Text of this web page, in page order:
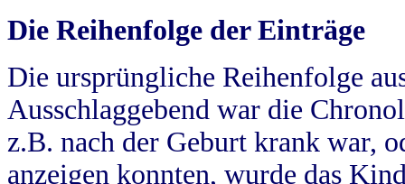
Die Reihenfolge der Einträge
Die ursprüngliche Reihenfolge
Ausschlaggebend war die
z.B. nach der Geburt krank war,
anzeigen konnten, wurde das